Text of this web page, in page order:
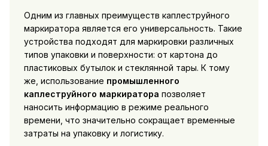
Одним из главных преимуществ каплеструйного
маркиратора является его универсальность. Такие
устройства подходят для маркировки различных
типов упаковки и поверхности: от картона до
пластиковых бутылок и стеклянной тары. К тому
же, использование промышленного
каплеструйного маркиратора позволяет
наносить информацию в режиме реального
времени, что значительно сокращает временные
затраты на упаковку и логистику.